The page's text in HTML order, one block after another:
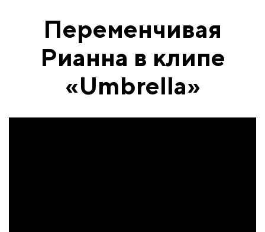
Переменчивая
Рианна в клипе
«Umbrella»